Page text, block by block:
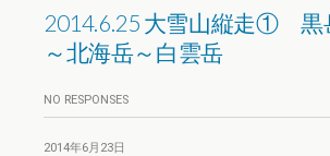
2014.6.25 大雪山縦走① 黒
～北海岳～白雲岳
NO RESPONSES
2014年6月23日